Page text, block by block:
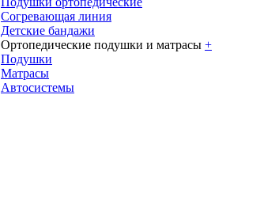
Согревающая линия
Детские бандажи
Ортопедические подушки и матрасы +
Подушки
Матрасы
Автосистемы